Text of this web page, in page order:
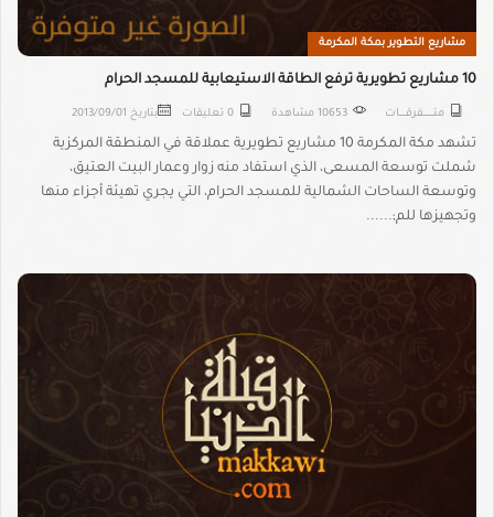
مشاريع التطوير بمكة المكرمة
10 مشاريع تطويرية ترفع الطاقة الاستيعابية للمسجد الحرام
متـــــــــفرقــــــات 10653 مشاهدة 0 تعليقات بتاريخ 2013/09/01
تشهد مكة المكرمة 10 مشاريع تطويرية عملاقة في المنطقة المركزية
شملت توسعة المسعى، الذي استفاد منه زوار وعمار البيت العتيق،
وتوسعة الساحات الشمالية للمسجد الحرام، التي يجري تهيئة أجزاء منها
وتجهيزها للم;......